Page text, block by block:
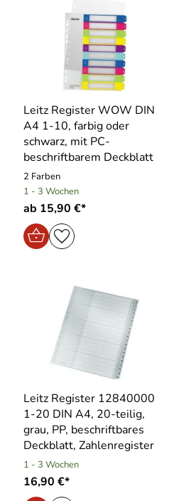
Leitz Register WOW DIN
A4 1-10, farbig oder
schwarz, mit PC-
beschriftbarem Deckblatt
2 Farben
1 - 3 Wochen
ab 15,90 €*
Leitz Register 12840000
1-20 DIN A4, 20-teilig,
grau, PP, beschriftbares
Deckblatt, Zahlenregister
1 - 3 Wochen
16,90 €*